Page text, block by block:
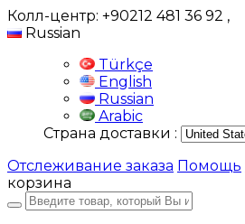
Колл-центр: +90212 481 36 92 ,
Russian
Türkçe
English
Russian
Arabic
Страна доставки :
Отслеживание заказа Помощь
корзина